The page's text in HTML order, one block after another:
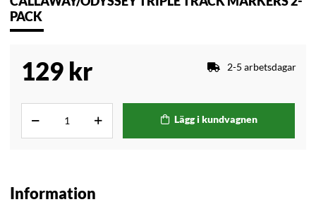
PACK
129 kr 2-5 arbetsdagar
Lägg i kundvagnen
Information